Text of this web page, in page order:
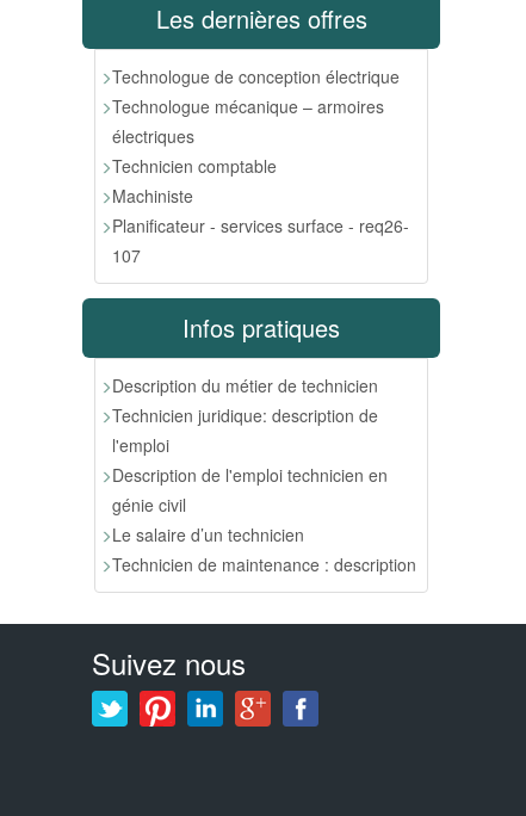
Les dernières offres
Technologue de conception électrique
Technologue mécanique – armoires
électriques
Technicien comptable
Machiniste
Planificateur - services surface - req26-
107
Infos pratiques
Description du métier de technicien
Technicien juridique: description de
l'emploi
Description de l'emploi technicien en
génie civil
Le salaire d’un technicien
Technicien de maintenance : description
Suivez nous